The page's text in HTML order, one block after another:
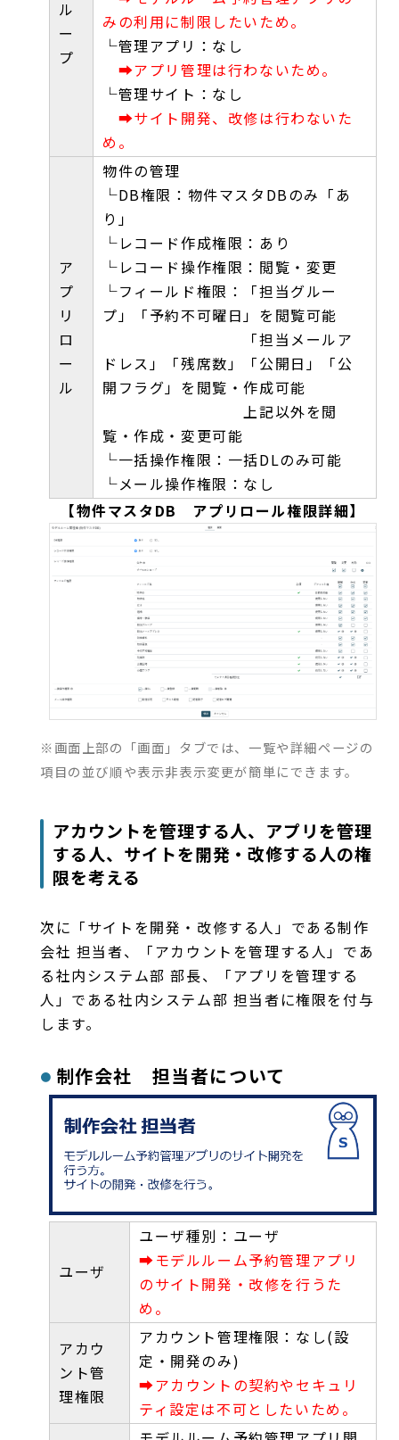
ル
ー
プ
みの利用に制限したいため。
└管理アプリ：なし
➡アプリ管理は行わないため。
└管理サイト：なし
➡サイト開発、改修は行わないた
め。
ア
プ
リ
ロ
ー
ル
物件の管理
└DB権限：物件マスタDBのみ「あ
り」
└レコード作成権限：あり
└レコード操作権限：閲覧・変更
└フィールド権限：「担当グルー
プ」「予約不可曜日」を閲覧可能
「担当メールア
ドレス」「残席数」「公開日」「公
開フラグ」を閲覧・作成可能
上記以外を閲
覧・作成・変更可能
└一括操作権限：一括DLのみ可能
└メール操作権限：なし
【物件マスタDB アプリロール権限詳細】
※画面上部の「画面」タブでは、一覧や詳細ページの
項目の並び順や表示非表示変更が簡単にできます。
アカウントを管理する人、アプリを管理
する人、サイトを開発・改修する人の権
限を考える
次に「サイトを開発・改修する人」である制作
会社 担当者、「アカウントを管理する人」であ
る社内システム部 部長、「アプリを管理する
人」である社内システム部 担当者に権限を付与
します。
制作会社 担当者について
ユーザ
ユーザ種別：ユーザ
➡モデルルーム予約管理アプリ
のサイト開発・改修を行うた
め。
アカウ
ント管
理権限
アカウント管理権限：なし(設
定・開発のみ)
➡アカウントの契約やセキュリ
ティ設定は不可としたいため。